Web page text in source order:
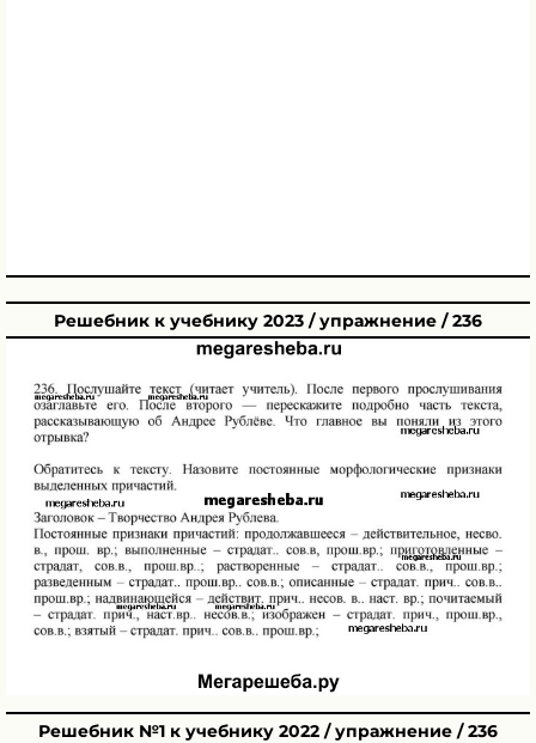
Решебник к учебнику 2023 / упражнение / 236
Решебник №1 к учебнику 2022 / упражнение / 236